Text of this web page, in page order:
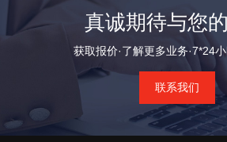
真诚期待与您
获取报价·了解更多业务·7*24
联系我们